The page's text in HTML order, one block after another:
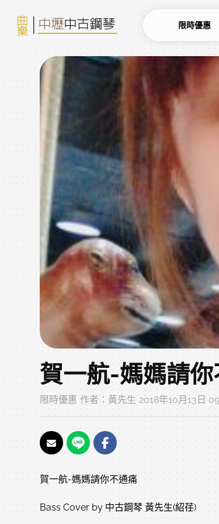
限時優惠
賀一航-媽媽請
限時優惠 作者： 黃先生 2018年10月13日
賀一航-媽媽請你不通痛
Bass Cover by 中古鋼琴 黃先生(紹荏)